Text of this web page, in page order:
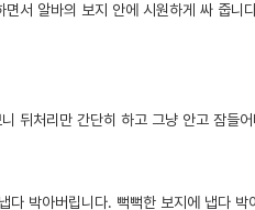
서 알바의 보지 안에 시원하게 싸 줍니
뒤처리만 간단히 하고 그냥 안고 잠들
박아버립니다. 뻑뻑한 보지에 냅다